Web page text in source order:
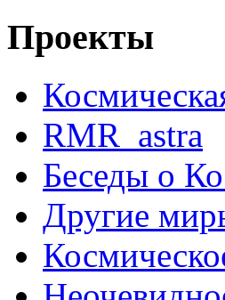
Проекты
RMR_astra
Беседы о
Другие